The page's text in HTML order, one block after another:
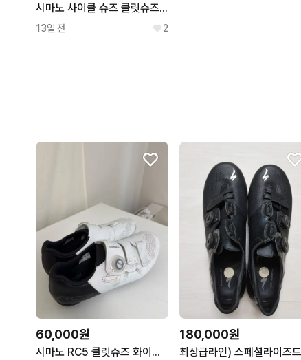
시마노 사이클 슈즈 클릿슈즈 285
13일 전 2
60,000원
시마노 RC5 클릿슈즈 화이트 블랙
180,000원